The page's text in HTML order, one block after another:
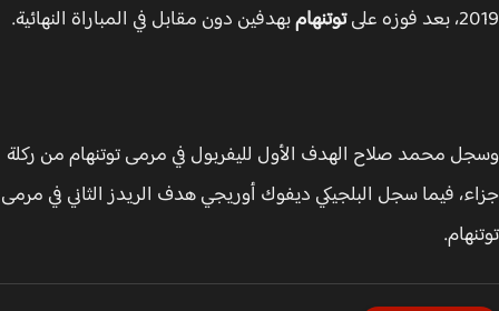
على
توتنهامبهدفين دون مقابل في المباراة النهائية.
محمد صلاح الهدف الأول لليفربول في مرمى توتنهام من ركلة
فيما سجل البلجيكي ديفوك أوريجي هدف الريدز الثاني في مرمى